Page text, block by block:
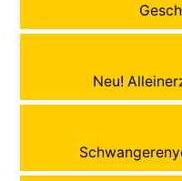
Neu!